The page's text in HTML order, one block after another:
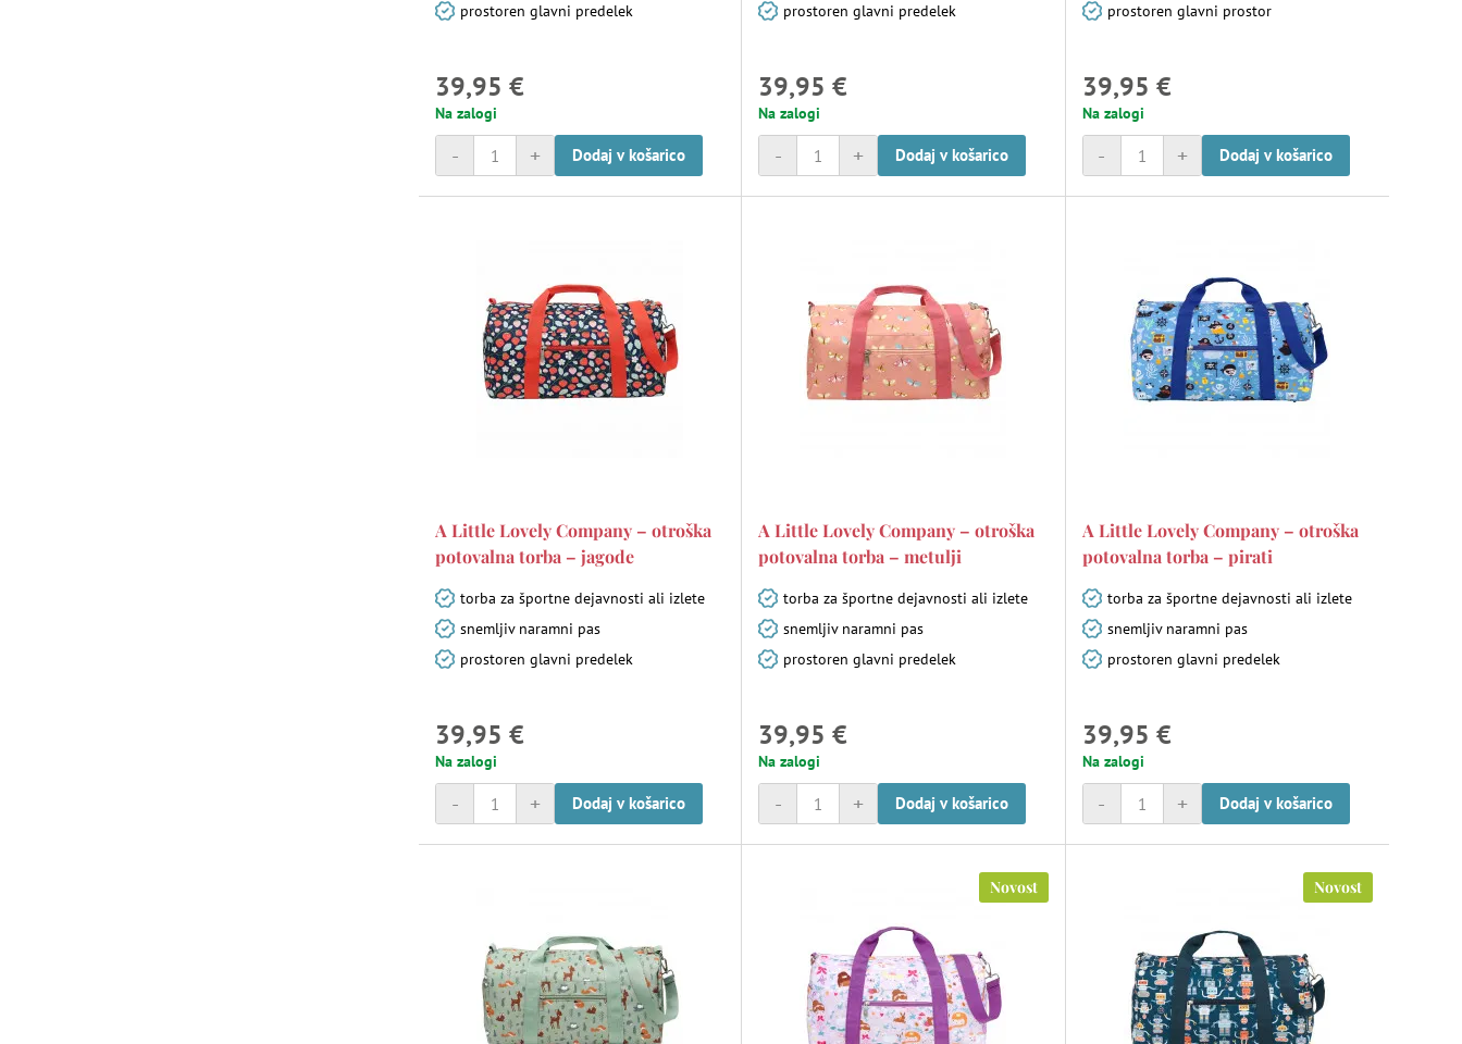
prostoren glavni predelek
39,95 €
Na zalogi
+
- Dodaj v košarico
prostoren glavni predelek
39,95 €
Na zalogi
+
- Dodaj v košarico
prostoren glavni prostor
39,95 €
Na zalogi
+
- Dodaj v košarico
A Little Lovely Company – otroška
potovalna torba – jagode
torba za športne dejavnosti ali izlete
snemljiv naramni pas
prostoren glavni predelek
39,95 €
Na zalogi
+
- Dodaj v košarico
A Little Lovely Company – otroška
potovalna torba – metulji
torba za športne dejavnosti ali izlete
snemljiv naramni pas
prostoren glavni predelek
39,95 €
Na zalogi
+
- Dodaj v košarico
A Little Lovely Company – otroška
potovalna torba – pirati
torba za športne dejavnosti ali izlete
snemljiv naramni pas
prostoren glavni predelek
39,95 €
Na zalogi
+
- Dodaj v košarico
Novost Novost